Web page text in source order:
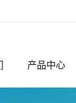
产品中心